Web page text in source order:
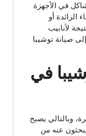
في الأجهزة
الزائدة أو
لأنابيب
صيانة توشيبا
في
وبالتالي يصبح
عنه من